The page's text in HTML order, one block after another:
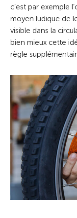
c’est par exemple
moyen ludique de
visible dans la
bien mieux cette
règle